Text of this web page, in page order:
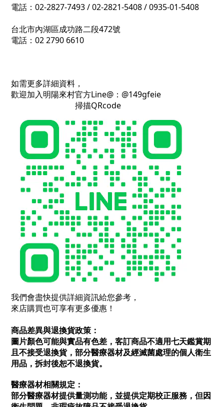
電話：02-2827-7493 / 02-2821-5408 / 0935-01-5408
台北市內湖區成功路二段472號
電話：02 2790 6610
如需更多詳細資料，
歡迎加入明陽來村官方Line@：@149gfeie
掃描QRcode
我們會盡快提供詳細資訊給您參考，
來店購買也可享有更多優惠！
商品差異與退換貨政策：
圖片顏色可能與實品有色差，客訂商品不適用七天鑑賞期
且不接受退換貨，部分醫療器材及經滅菌處理的個人衛生
用品，拆封後恕不退換貨。
醫療器材相關規定：
部分醫療器材提供量測功能，並提供定期校正服務，但因